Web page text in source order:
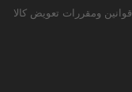
قوانین ومقررات تعویض کالا